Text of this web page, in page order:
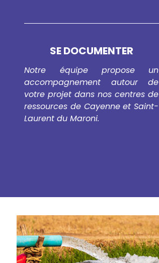
SE DOCUMENTER
Notre équipe propose un
accompagnement autour de
votre projet dans nos centres de
ressources de Cayenne et Saint-
Laurent du Maroni.